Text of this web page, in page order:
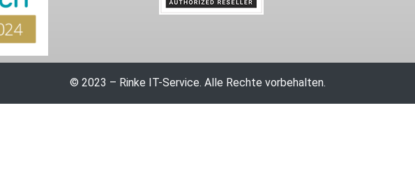
© 2023 – Rinke IT-Service. Alle Rechte vorbehalten.